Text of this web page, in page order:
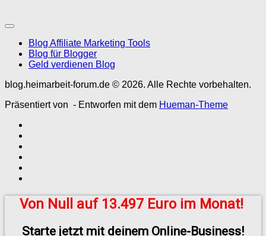
Blog Affiliate Marketing Tools
Blog für Blogger
Geld verdienen Blog
blog.heimarbeit-forum.de © 2026. Alle Rechte vorbehalten.
Präsentiert von - Entworfen mit dem Hueman-Theme
Von Null auf 13.497 Euro im Monat!
Starte jetzt mit deinem Online-Business!